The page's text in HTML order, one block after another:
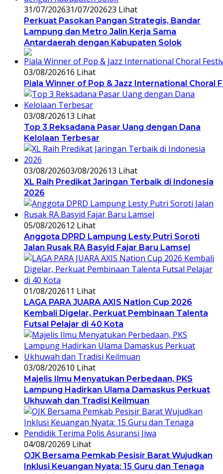
31/07/202631/07/202623 Lihat
Perkuat Pasokan Pangan Strategis, Bandar
Lampung dan Metro Jalin Kerja Sama
Antardaerah dengan Kabupaten Solok
03/08/202616 Lihat
Piala Winner of Pop & Jazz International Choral
03/08/202613 Lihat
Top 3 Reksadana Pasar Uang dengan Dana
Kelolaan Terbesar
03/08/202603/08/202613 Lihat
XL Raih Predikat Jaringan Terbaik di Indonesia
2026
05/08/202612 Lihat
Anggota DPRD Lampung Lesty Putri Soroti
Jalan Rusak RA Basyid Fajar Baru Lamsel
01/08/202611 Lihat
LAGA PARA JUARA AXIS Nation Cup 2026
Kembali Digelar, Perkuat Pembinaan Talenta
Futsal Pelajar di 40 Kota
03/08/202610 Lihat
Majelis Ilmu Menyatukan Perbedaan, PKS
Lampung Hadirkan Ulama Damaskus Perkuat
Ukhuwah dan Tradisi Keilmuan
04/08/20269 Lihat
OJK Bersama Pemkab Pesisir Barat Wujudkan
Inklusi Keuangan Nyata: 15 Guru dan Tenaga